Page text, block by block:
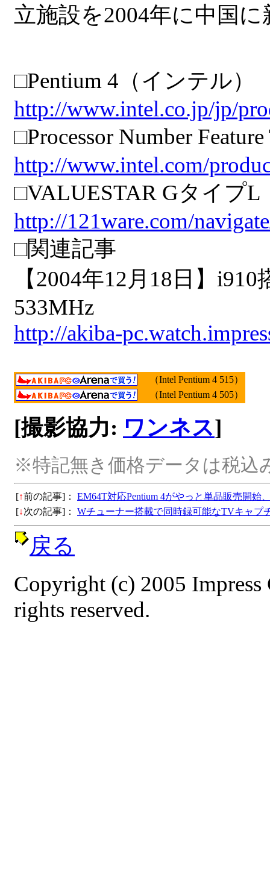
立施設を2004年に中国
□Pentium 4（インテル）
http://www.intel.co.jp/jp/
□Processor Number
http://www.intel.com/
□VALUESTAR GタイプL
http://121ware.com/
□関連記事
【2004年12月18日】
533MHz
http://akiba-
（Intel Pentium 4 515）
（Intel Pentium 4 505）
[撮影協力: ワンネス]
※特記無き価格データは税込
[↑前の記事]：
EM64T対応Pentium 4がやっと単品販売開始
[↓次の記事]： Wチューナー搭載で同時録可能なTVキャプ
戻る
Copyright (c) 2005
rights reserved.